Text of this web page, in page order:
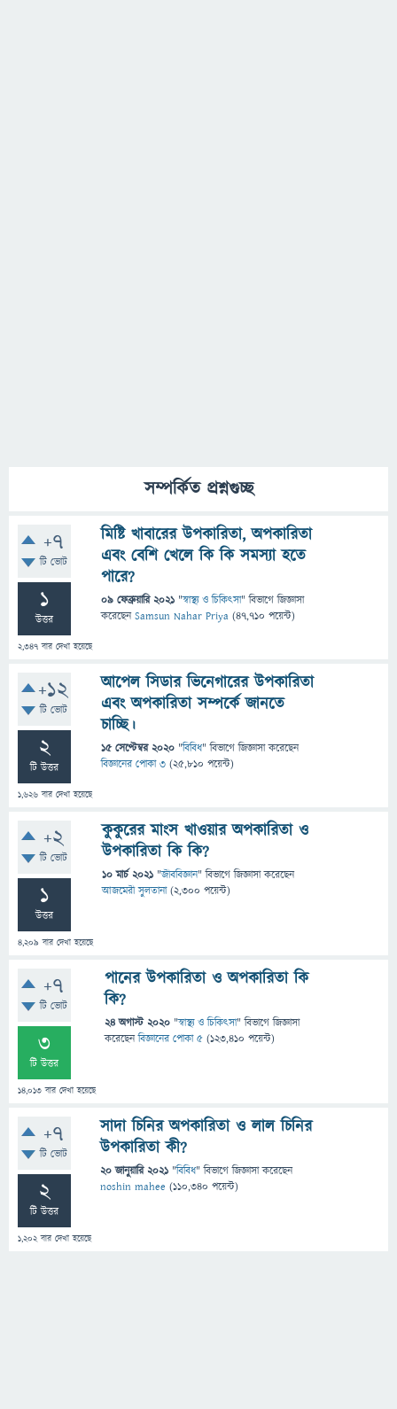
সম্পর্কিত প্রশ্নগুচ্ছ
+7
টি ভোট
1
উত্তর
2,347 বার দেখা হয়েছে
মিষ্টি খাবারের উপকারিতা, অপকারিতা
এবং বেশি খেলে কি কি সমস্যা হতে
পারে?
09 ফেব্রুয়ারি 2021 "স্বাস্থ্য ও চিকিৎসা" বিভাগে জিজ্ঞাসা
করেছেনSamsun Nahar Priya (47,710 পয়েন্ট)
+12
টি ভোট
2
টি উত্তর
1,626 বার দেখা হয়েছে
আপেল সিডার ভিনেগারের উপকারিতা
এবং অপকারিতা সম্পর্কে জানতে
চাচ্ছি।
15 সেপ্টেম্বর 2020 "বিবিধ" বিভাগে জিজ্ঞাসাকরেছেন
বিজ্ঞানের পোকা ৩ (25,810 পয়েন্ট)
+2
টি ভোট
1
উত্তর
4,209 বার দেখা হয়েছে
কুকুরের মাংস খাওয়ার অপকারিতা ও
উপকারিতা কি কি?
10 মার্চ 2021 "জীববিজ্ঞান" বিভাগে জিজ্ঞাসাকরেছেন
আজমেরী সুলতানা (2,300 পয়েন্ট)
+7
টি ভোট
3
টি উত্তর
14,013 বার দেখা হয়েছে
পানের উপকারিতা ও অপকারিতা কি
কি?
24 অগাস্ট 2020 "স্বাস্থ্য ও চিকিৎসা" বিভাগে জিজ্ঞাসা
করেছেনবিজ্ঞানের পোকা ৫ (123,410 পয়েন্ট)
+7
টি ভোট
2
টি উত্তর
1,202বার দেখা হয়েছে
সাদা চিনির অপকারিতা ও লাল চিনির
উপকারিতা কী?
20 জানুয়ারি 2021 "বিবিধ" বিভাগে জিজ্ঞাসাকরেছেন
noshin mahee (110,340 পয়েন্ট)